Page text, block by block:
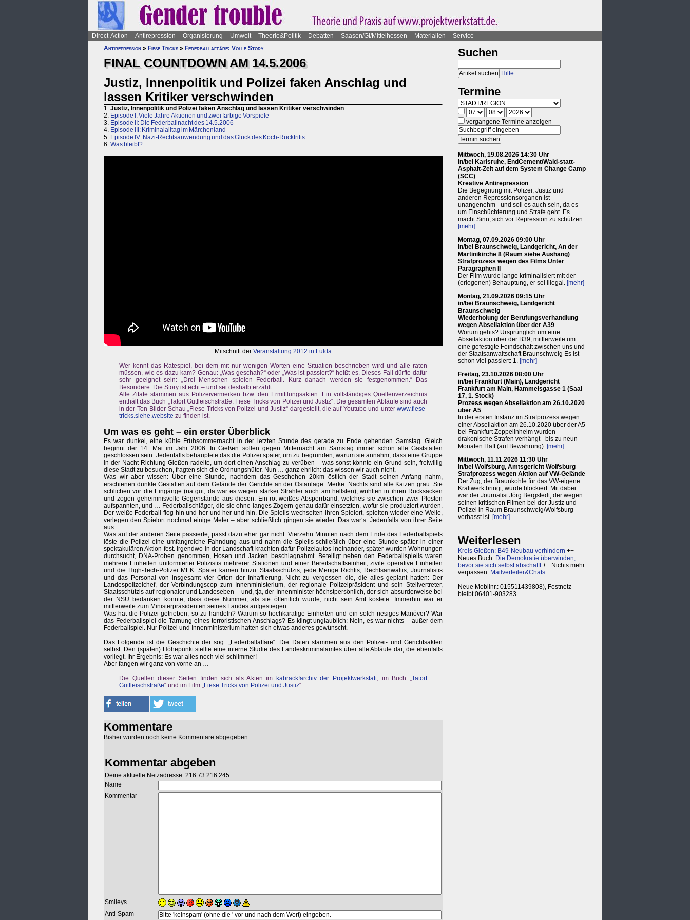
Direct-Action Antirepression Organisierung Umwelt Theorie&Politik Debatten Saasen/GI/Mittelhessen Materialien
Service
Antirepression » Fiese Tricks » Federballaffäre: Volle Story
FINAL COUNTDOWN AM 14.5.2006
Justiz, Innenpolitik und Polizei faken Anschlag und
lassen Kritiker verschwinden
1. Justiz, Innenpolitik und Polizei faken Anschlag und lassen Kritiker verschwinden
2. Episode I: Viele Jahre Aktionen und zwei farbige Vorspiele
3. Episode II: Die Federballnacht des 14.5.2006
4. Episode III: Kriminalalltag im Märchenland
5. Episode IV: Nazi-Rechtsanwendung und das Glück des Koch-Rücktritts
6. Was bleibt?
Mitschnitt der Veranstaltung 2012 in Fulda
Wer kennt das Ratespiel, bei dem mit nur wenigen Worten eine Situation beschrieben wird und alle raten
müssen, wie es dazu kam? Genau: „Was geschah?“ oder „Was ist passiert?“ heißt es. Dieses Fall dürfte dafür
sehr geeignet sein: „Drei Menschen spielen Federball. Kurz danach werden sie festgenommen.“ Das
Besondere: Die Story ist echt – und sei deshalb erzählt.
Alle Zitate stammen aus Polizeivermerken bzw. den Ermittlungsakten. Ein vollständiges Quellenverzeichnis
enthält das Buch „Tatort Gutfleischstraße. Fiese Tricks von Polizei und Justiz“. Die gesamten Abläufe sind auch
in der Ton-Bilder-Schau „Fiese Tricks von Polizei und Justiz“ dargestellt, die auf Youtube und unter www.fiese-
tricks.siehe.website zu finden ist.
Um was es geht – ein erster Überblick
Es war dunkel, eine kühle Frühsommernacht in der letzten Stunde des gerade zu Ende gehenden Samstag. Gleich
beginnt der 14. Mai im Jahr 2006. In Gießen sollen gegen Mitternacht am Samstag immer schon alle Gaststätten
geschlossen sein. Jedenfalls behauptete das die Polizei später, um zu begründen, warum sie annahm, dass eine Gruppe
in der Nacht Richtung Gießen radelte, um dort einen Anschlag zu verüben – was sonst könnte ein Grund sein, freiwillig
diese Stadt zu besuchen, fragten sich die Ordnungshüter. Nun … ganz ehrlich: das wissen wir auch nicht.
Was wir aber wissen: Über eine Stunde, nachdem das Geschehen 20km östlich der Stadt seinen Anfang nahm,
erschienen dunkle Gestalten auf dem Gelände der Gerichte an der Ostanlage. Merke: Nachts sind alle Katzen grau. Sie
schlichen vor die Eingänge (na gut, da war es wegen starker Strahler auch am hellsten), wühlten in ihren Rucksäcken
und zogen geheimnisvolle Gegenstände aus diesen: Ein rot-weißes Absperrband, welches sie zwischen zwei Pfosten
aufspannten, und … Federballschläger, die sie ohne langes Zögern genau dafür einsetzten, wofür sie produziert wurden.
Der weiße Federball flog hin und her und her und hin. Die Spielis wechselten ihren Spielort, spielten wieder eine Weile,
verlegen den Spielort nochmal einige Meter – aber schließlich gingen sie wieder. Das war‘s. Jedenfalls von ihrer Seite
aus.
Was auf der anderen Seite passierte, passt dazu eher gar nicht. Vierzehn Minuten nach dem Ende des Federballspiels
löste die Polizei eine umfangreiche Fahndung aus und nahm die Spielis schließlich über eine Stunde später in einer
spektakulären Aktion fest. Irgendwo in der Landschaft krachten dafür Polizeiautos ineinander, später wurden Wohnungen
durchsucht, DNA-Proben genommen, Hosen und Jacken beschlagnahmt. Beteiligt neben den Federballspielis waren
mehrere Einheiten uniformierter Polizistis mehrerer Stationen und einer Bereitschaftseinheit, zivile operative Einheiten
und die High-Tech-Polizei MEK. Später kamen hinzu: Staatsschützis, jede Menge Richtis, Rechtsanwältis, Journalistis
und das Personal von insgesamt vier Orten der Inhaftierung. Nicht zu vergessen die, die alles geplant hatten: Der
Landespolizeichef, der Verbindungscop zum Innenministerium, der regionale Polizeipräsident und sein Stellvertreter,
Staatsschützis auf regionaler und Landeseben – und, tja, der Innenminister höchstpersönlich, der sich absurderweise bei
der NSU bedanken konnte, dass diese Nummer, als sie öffentlich wurde, nicht sein Amt kostete. Immerhin war er
mittlerweile zum Ministerpräsidenten seines Landes aufgestiegen.
Was hat die Polizei getrieben, so zu handeln? Warum so hochkaratige Einheiten und ein solch riesiges Manöver? War
das Federballspiel die Tarnung eines terroristischen Anschlags? Es klingt unglaublich: Nein, es war nichts – außer dem
Federballspiel. Nur Polizei und Innenministerium hatten sich etwas anderes gewünscht.
Das Folgende ist die Geschichte der sog. „Federballaffäre“. Die Daten stammen aus den Polizei- und Gerichtsakten
selbst. Den (späten) Höhepunkt stellte eine interne Studie des Landeskriminalamtes über alle Abläufe dar, die ebenfalls
vorliegt. Ihr Ergebnis: Es war alles noch viel schlimmer!
Aber fangen wir ganz von vorne an …
Die Quellen dieser Seiten finden sich als Akten im
kabrack!archiv der Projektwerkstatt, im Buch „Tatort
Gutfleischstraße“ und im Film „Fiese Tricks von Polizei und Justiz“.
Kommentare
Bisher wurden noch keine Kommentare abgegeben.
Kommentar abgeben
Deine aktuelle Netzadresse: 216.73.216.245
Name
Kommentar
Smileys
Anti-Spam
Suchen
Hilfe
Termine
vergangene Termine anzeigen
Mittwoch, 19.08.2026 14:30 Uhr
in/bei Karlsruhe, EndCement/Wald-statt-
Asphalt-Zelt auf dem System Change Camp
(SCC)
Kreative Antirepression
Die Begegnung mit Polizei, Justiz und
anderen Repressionsorganen ist
unangenehm - und soll es auch sein, da es
um Einschüchterung und Strafe geht. Es
macht Sinn, sich vor Repression zu schützen.
[mehr]
Montag, 07.09.2026 09:00 Uhr
in/bei Braunschweig, Landgericht, An der
Martinikirche 8 (Raum siehe Aushang)
Strafprozess wegen des Films Unter
Paragraphen II
Der Film wurde lange kriminalisiert mit der
(erlogenen) Behauptung, er sei illegal. [mehr]
Montag, 21.09.2026 09:15 Uhr
in/bei Braunschweig, Landgericht
Braunschweig
Wiederholung der Berufungsverhandlung
wegen Abseilaktion über der A39
Worum gehts? Ursprünglich um eine
Abseilaktion über der B39, mittlerweile um
eine gefestigte Feindschaft zwischen uns und
der Staatsanwaltschaft Braunschweig Es ist
schon viel passiert: 1. [mehr]
Freitag, 23.10.2026 08:00 Uhr
in/bei Frankfurt (Main), Landgericht
Frankfurt am Main, Hammelsgasse 1 (Saal
17, 1. Stock)
Prozess wegen Abseilaktion am 26.10.2020
über A5
In der ersten Instanz im Strafprozess wegen
einer Abseilaktion am 26.10.2020 über der A5
bei Frankfurt Zeppelinheim wurden
drakonische Strafen verhängt - bis zu neun
Monaten Haft (auf Bewährung). [mehr]
Mittwoch, 11.11.2026 11:30 Uhr
in/bei Wolfsburg, Amtsgericht Wolfsburg
Strafprozess wegen Aktion auf VW-Gelände
Der Zug, der Braunkohle für das VW-eigene
Kraftwerk bringt, wurde blockiert. Mit dabei
war der Journalist Jörg Bergstedt, der wegen
seinen kritischen Filmen bei der Justiz und
Polizei in Raum Braunschweig/Wolfsburg
verhasst ist. [mehr]
Weiterlesen
Kreis Gießen: B49-Neubau verhindern ++
Neues Buch: Die Demokratie überwinden,
bevor sie sich selbst abschafft++ Nichts mehr
verpassen: Mailverteiler&Chats
Neue Mobilnr.: 015511439808), Festnetz
bleibt 06401-903283